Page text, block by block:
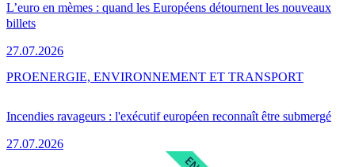
L’euro en mèmes : quand les Européens détournent les nouveaux
billets
27.07.2026
Incendies ravageurs : l'exécutif européen reconnaît être submergé
27.07.2026
PROENERGIE, ENVIRONNEMENT ET TRANSPORT